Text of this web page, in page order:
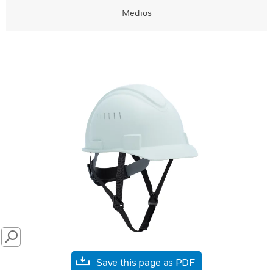
Medios
SEARCH
Save this page as PDF